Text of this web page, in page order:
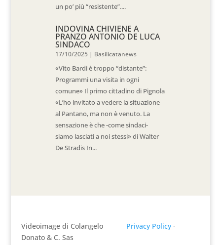
un po’ più “resistente”....
INDOVINA CHIVIENE A
PRANZO ANTONIO DE LUCA
SINDACO
17/10/2025 | Basilicatanews
«Vito Bardi è troppo “distante”:
Programmi una visita in ogni
comune» Il primo cittadino di Pignola
«L’ho invitato a vedere la situazione
al Pantano, ma non è venuto. La
sensazione è che -come sindaci-
siamo lasciati a noi stessi» di Walter
De Stradis In...
Videoimage di Colangelo
Donato & C. Sas
Privacy Policy -